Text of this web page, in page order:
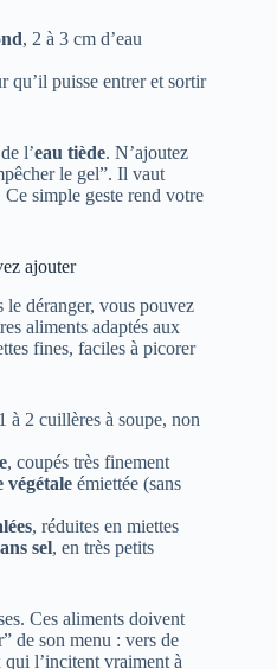
, 2 à 3 cm d’eau
qu’il puisse entrer et sortir
l’eau tiède. N’ajoutez
le gel”. Il vaut
simple geste rend votre
ajouter
le déranger, vous pouvez
aliments adaptés aux
fines, faciles à picorer
à 2 cuillères à soupe, non
, coupés très finement
végétale émiettée (sans
, réduites en miettes
sel, en très petits
Ces aliments doivent
de son menu : vers de
l’incitent vraiment à